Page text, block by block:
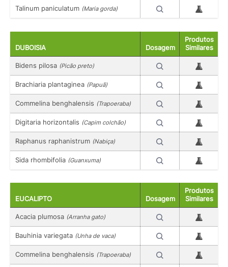
Talinum paniculatum (Maria gorda)
DUBOISIA Dosagem
Produtos
Similares
Bidens pilosa (Picão preto)
Brachiaria plantaginea (Papuã)
Commelina benghalensis (Trapoeraba)
Digitaria horizontalis (Capim colchão)
Raphanus raphanistrum (Nabiça)
Sida rhombifolia (Guanxuma)
EUCALIPTO Dosagem
Produtos
Similares
Acacia plumosa (Arranha gato)
Bauhinia variegata (Unha de vaca)
Commelina benghalensis (Trapoeraba)